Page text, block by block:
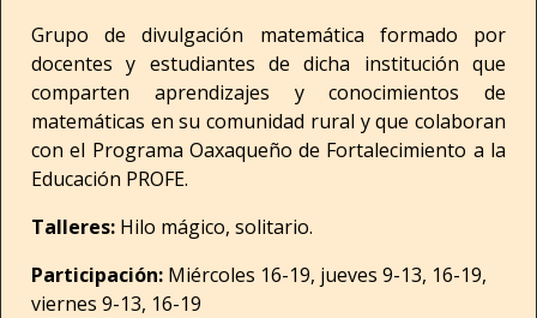
Grupo de divulgación matemática formado por
docentes y estudiantes de dicha institución que
comparten aprendizajes y conocimientos de
matemáticas en su comunidad rural y que colaboran
con el Programa Oaxaqueño de Fortalecimiento a la
Educación PROFE.
Talleres: Hilo mágico, solitario.
Participación: Miércoles 16-19, jueves 9-13, 16-19,
viernes 9-13, 16-19